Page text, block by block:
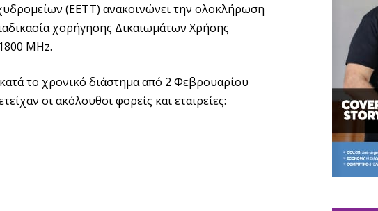
(ΕΕΤΤ) ανακοινώνει την ολοκλήρωση
χορήγησης Δικαιωμάτων Χρήσης
MHz.
το χρονικό διάστημα από 2 Φεβρουαρίου
οι ακόλουθοι φορείς και εταιρείες: